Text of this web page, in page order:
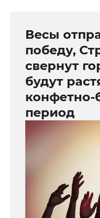
Весы
победу,
свернут
будут
конфетно-
период